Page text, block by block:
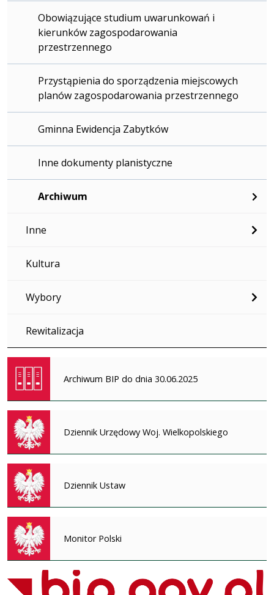
Obowiązujące studium uwarunkowań i
kierunków zagospodarowania
przestrzennego
Przystąpienia do sporządzenia miejscowych
planów zagospodarowania przestrzennego
Gminna Ewidencja Zabytków
Inne dokumenty planistyczne
Archiwum
Inne
Kultura
Wybory
Rewitalizacja
Archiwum BIP do dnia 30.06.2025
Dziennik Urzędowy Woj. Wielkopolskiego
Dziennik Ustaw
Monitor Polski